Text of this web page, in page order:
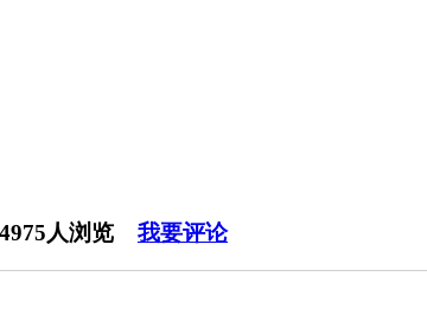
4975人浏览 我要评论